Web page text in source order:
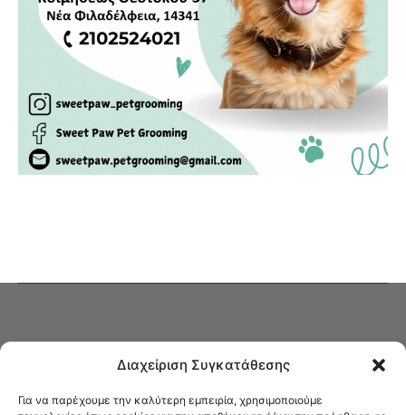
Διαχείριση Συγκατάθεσης
Για να παρέχουμε την καλύτερη εμπειρία, χρησιμοποιούμε